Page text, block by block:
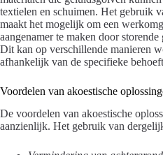
textielen en schuimen. Het gebruik
maakt het mogelijk om een
aangenamer te maken door
Dit kan op verschillende manieren
afhankelijk van de specifieke
Voordelen van akoestische
De voordelen van akoestische
aanzienlijk. Het gebruik van